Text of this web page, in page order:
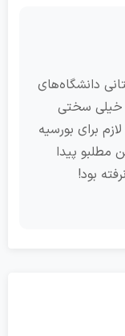
بورسیه